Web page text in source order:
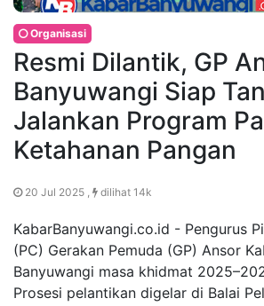
Organisasi
Resmi Dilantik, GP
Banyuwangi Siap
Jalankan Program
Ketahanan Pangan
20 Jul 2025 , dilihat 14k
KabarBanyuwangi.co.id - Pengurus
(PC) Gerakan Pemuda (GP) Ansor
Banyuwangi masa khidmat
Prosesi pelantikan digelar di Balai